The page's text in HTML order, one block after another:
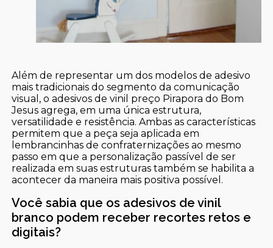
Além de representar um dos modelos de adesivo
mais tradicionais do segmento da comunicação
visual, o adesivos de vinil preço Pirapora do Bom
Jesus agrega, em uma única estrutura,
versatilidade e resistência. Ambas as características
permitem que a peça seja aplicada em
lembrancinhas de confraternizações ao mesmo
passo em que a personalização passível de ser
realizada em suas estruturas também se habilita a
acontecer da maneira mais positiva possível.
Você sabia que os adesivos de vinil
branco podem receber recortes retos e
digitais?